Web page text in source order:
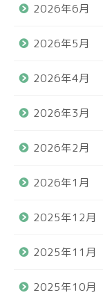
2026年6月
2026年5月
2026年4月
2026年3月
2026年2月
2026年1月
2025年12月
2025年11月
2025年10月